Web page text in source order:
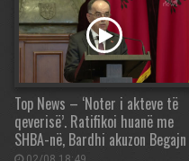
Top News – ‘Noter i akteve të
qeverisë’. Ratifikoi huanë me
SHBA-në, Bardhi akuzon Begajn